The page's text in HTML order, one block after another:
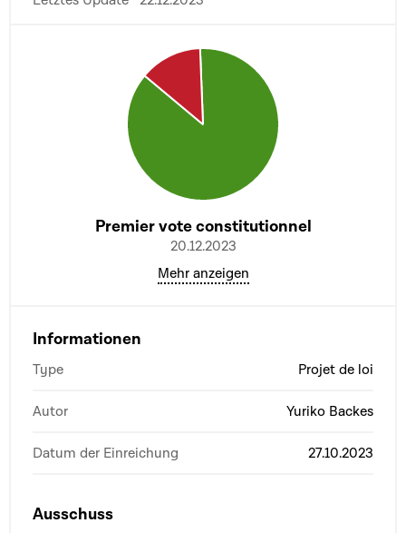
Premier vote constitutionnel
20.12.2023
Mehr anzeigen
Informationen
Type Projet de loi
Autor Yuriko Backes
Datum der Einreichung 27.10.2023
Ausschuss